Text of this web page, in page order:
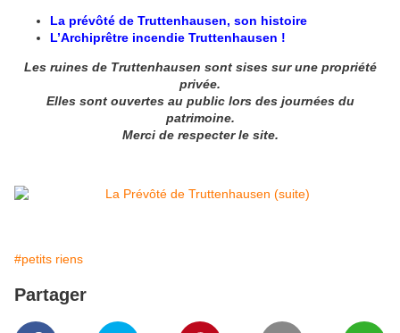
La prévôté de Truttenhausen, son histoire
L’Archiprêtre incendie Truttenhausen !
Les ruines de Truttenhausen sont sises sur une propriété
privée.
Elles sont ouvertes au public lors des journées du
patrimoine.
Merci de respecter le site.
#petits riens
Partager